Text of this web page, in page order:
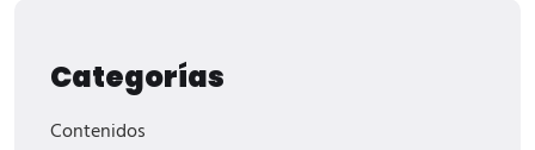
Categorías
Contenidos